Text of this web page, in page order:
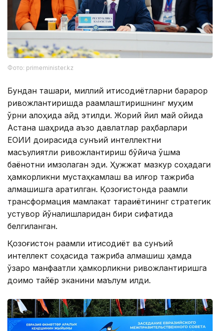
Фото: primeminister.kz
Бундан ташқари, миллий иқтисодиётларни барқарор
ривожлантиришда рақамлаштиришнинг муҳим
ўрни алоҳида қайд этилди. Жорий йил май ойида
Астана шаҳрида аъзо давлатлар раҳбарлари
ЕОИИ доирасида сунъий интеллектни
масъулиятли ривожлантириш бўйича қўшма
баёнотни имзолаган эди. Ҳужжат мазкур соҳадаги
ҳамкорликни мустаҳкамлаш ва илғор тажриба
алмашишга қаратилган. Қозоғистонда рақамли
трансформация мамлакат тараққиётининг стратегик
устувор йўналишларидан бири сифатида
белгиланган.
Қозоғистон рақамли иқтисодиёт ва сунъий
интеллект соҳасида тажриба алмашиш ҳамда
ўзаро манфаатли ҳамкорликни ривожлантиришга
доимо тайёр эканини маълум қилди.